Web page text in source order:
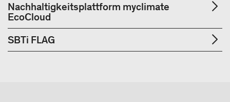
Nachhaltigkeitsplattform myclimate
EcoCloud
SBTi FLAG